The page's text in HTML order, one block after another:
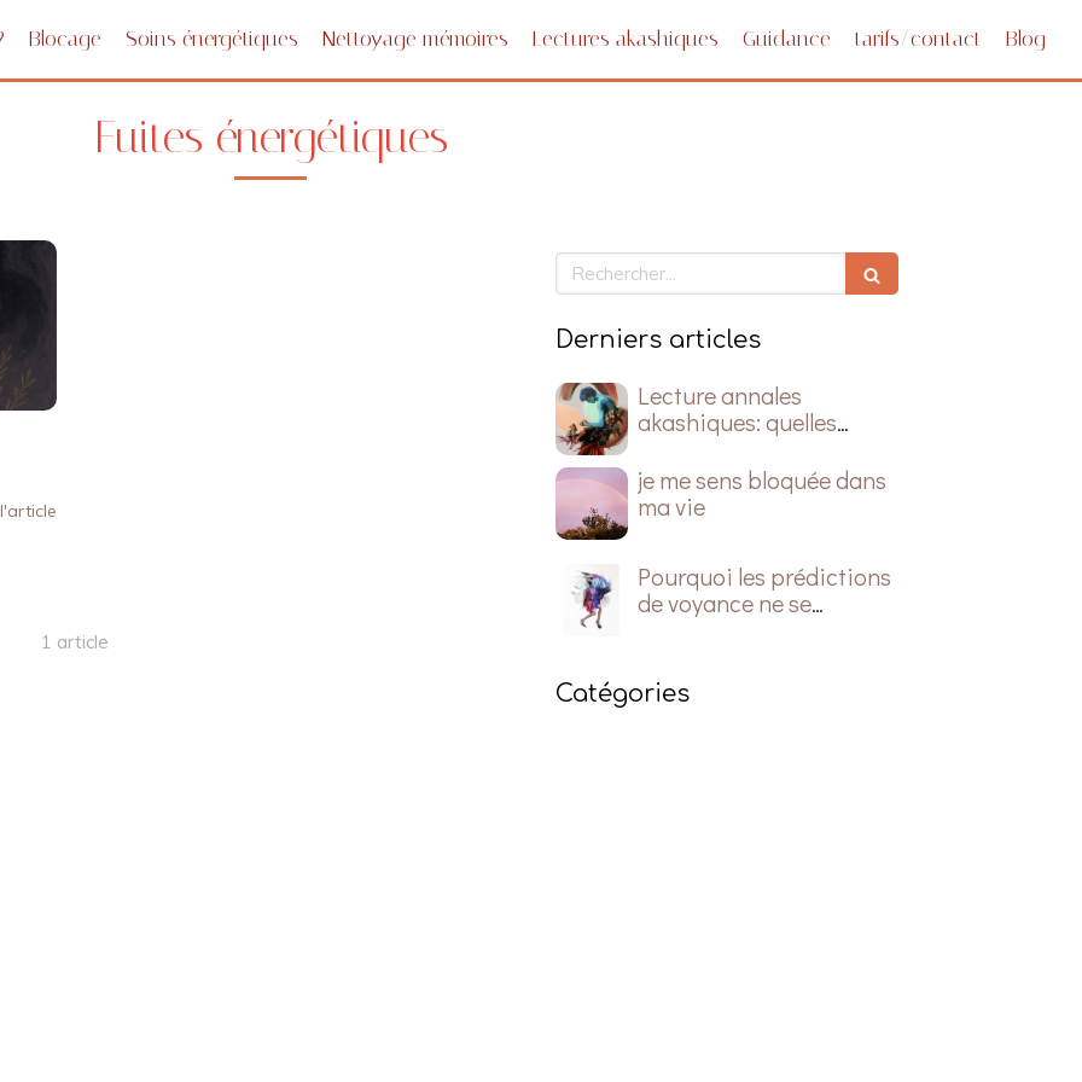
Blocage Soins énergétiques Nettoyage mémoires Lectures akashiques Guidance tarifs/contact Blog
Fuites énergétiques
1 article
Rechercher
Derniers articles
Lecture annales
akashiques: quelles
je me sens bloquée dans
ma vie
Pourquoi les prédictions
de voyance ne se
Catégories